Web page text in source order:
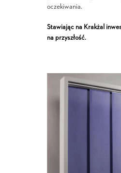
oczekiwania.
Stawiając na Krakżal
na przyszłość.